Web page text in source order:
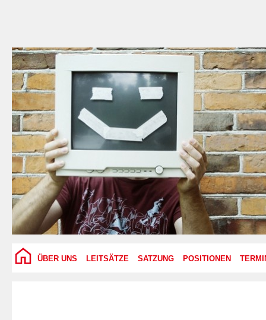
ÜBER UNS LEITSÄTZE SATZUNG POSITIONEN